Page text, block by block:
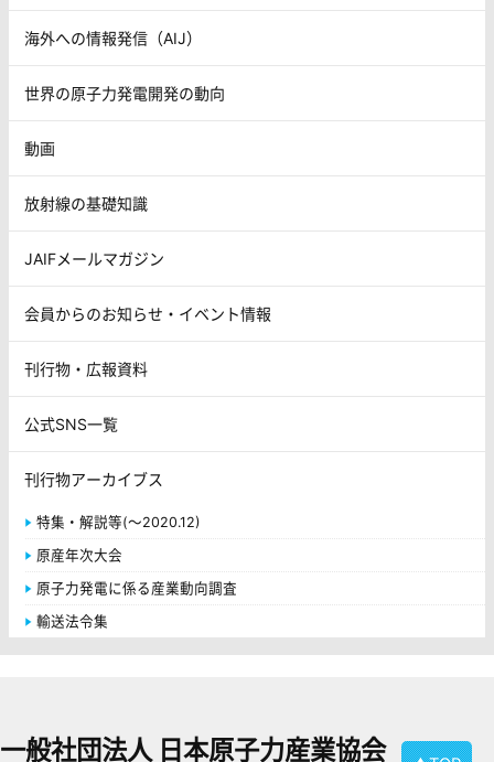
海外への情報発信（AIJ）
世界の原子力発電開発の動向
動画
放射線の基礎知識
JAIFメールマガジン
会員からのお知らせ・イベント情報
刊行物・広報資料
公式SNS一覧
刊行物アーカイブス
特集・解説等(～2020.12)
原産年次大会
原子力発電に係る産業動向調査
輸送法令集
一般社団法人 日本原子力産業協会